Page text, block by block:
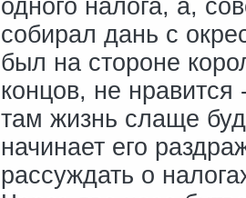
одного налога, а,
собирал дань с
был на стороне
концов, не
там жизнь слаще
начинает его
рассуждать о